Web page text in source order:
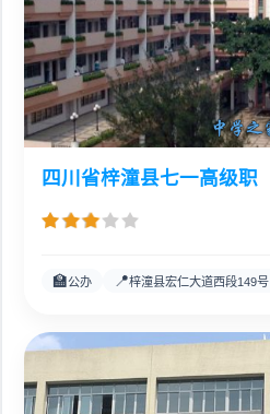
四川省梓潼县七一高级职
🏫公办 📍梓潼县宏仁大道西段149号